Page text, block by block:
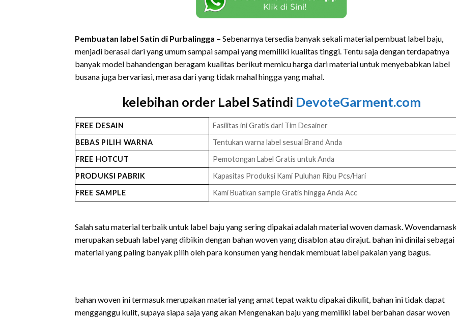
Pembuatan label Satin di Purbalingga – Sebenarnya tersedia banyak sekali material pembuat label baju,
menjadi berasal dari yang umum sampai sampai yang memiliki kualitas tinggi. Tentu saja dengan terdapatnya
banyak model bahandengan beragam kualitas berikut memicu harga dari material untuk menyebabkan label
busana juga bervariasi, merasa dari yang tidak mahal hingga yang mahal.
kelebihan order Label Satindi DevoteGarment.com
FREE DESAIN
Fasilitas ini Gratis dari Tim Desainer
BEBAS PILIH WARNA
Tentukan warna label sesuai Brand Anda
FREE HOTCUT
Pemotongan Label Gratis untuk Anda
PRODUKSI PABRIK
Kapasitas Produksi Kami Puluhan Ribu Pcs/Hari
FREE SAMPLE
Kami Buatkan sample Gratis hingga Anda Acc
Salah satu material terbaik untuk label baju yang sering dipakai adalah material woven damask.
merupakan sebuah label yang dibikin dengan bahan woven yang disablon atau dirajut. bahan ini dinilai sebagai
material yang paling banyak pilih oleh para konsumen yang hendak membuat label pakaian yang bagus.
bahan woven ini termasuk merupakan material yang amat tepat waktu dipakai dikulit, bahan ini tidak dapat
mengganggu kulit, supaya siapa saja yang akan Mengenakan baju yang memiliki label berbahan dasar woven